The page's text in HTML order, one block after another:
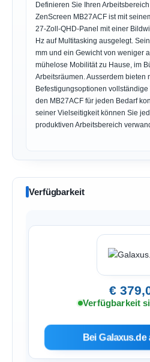
Definieren Sie Ihren
ZenScreen MB27ACF ist mit
27-Zoll-QHD-Panel mit einer
Hz auf Multitasking ausgelegt.
mm und ein Gewicht von weniger
mühelose Mobilität zu Hause, im
Arbeitsräumen. Ausserdem bieten
Befestigungsoptionen
den MB27ACF für jeden Bedarf
seiner Vielseitigkeit können Sie
produktiven Arbeitsbereich
Verfügbarkeit
€
Verfügbarkeit
Bei Galaxus.de